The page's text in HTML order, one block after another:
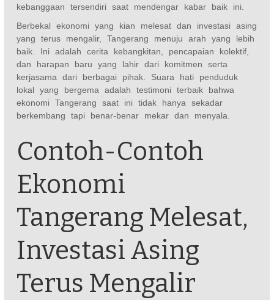
kebanggaan tersendiri saat mendengar kabar baik ini.
Berbekal ekonomi yang kian melesat dan investasi asing
yang terus mengalir, Tangerang menuju arah yang lebih
baik. Ini adalah cerita kebangkitan, pencapaian kolektif,
dan harapan baru yang lahir dari komitmen serta
kerjasama dari berbagai pihak. Suara hati penduduk
lokal yang bergema adalah testimoni terbaik bahwa
ekonomi Tangerang saat ini tidak hanya sekadar
berkembang tapi benar-benar mekar dan menyala.
Contoh-Contoh
Ekonomi
Tangerang Melesat,
Investasi Asing
Terus Mengalir